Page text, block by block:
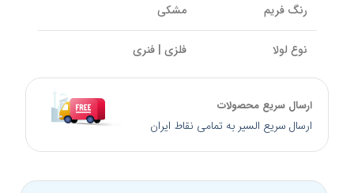
رنگ فریم مشکی
نوع لولا فلزی | فنری
سایز دسته 138 میلیمتر
ارسال سریع محصولات
ارسال سریع السیر به تمامی نقاط ایران